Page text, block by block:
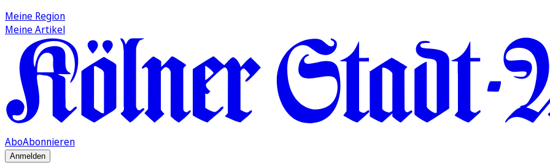
Meine Region
Meine Artikel
AboAbonnieren
Anmelden